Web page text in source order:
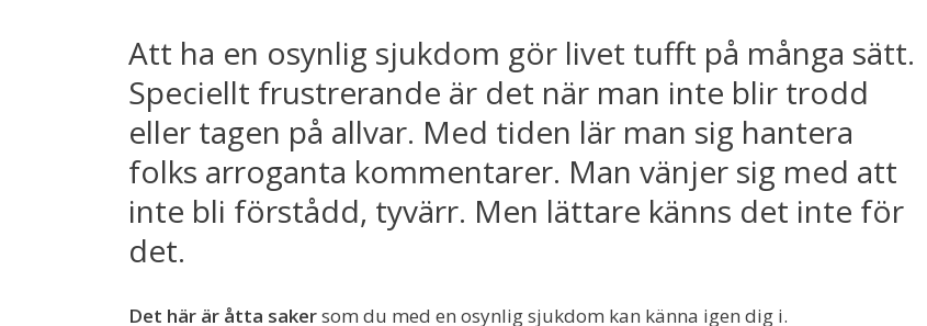
Att ha en osynlig sjukdom gör livet tufft på många sätt.
Speciellt frustrerande är det när man inte blir trodd
eller tagen på allvar. Med tiden lär man sig hantera
folks arroganta kommentarer. Man vänjer sig med att
inte bli förstådd, tyvärr. Men lättare känns det inte för
det.
Det här är åtta sakersom du med en osynlig sjukdom kan känna igen dig i.